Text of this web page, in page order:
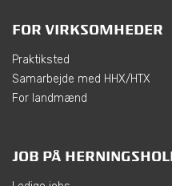
FOR VIRKSOMHEDER
Praktiksted
Samarbejde med HHX/HTX
For landmænd
JOB PÅ